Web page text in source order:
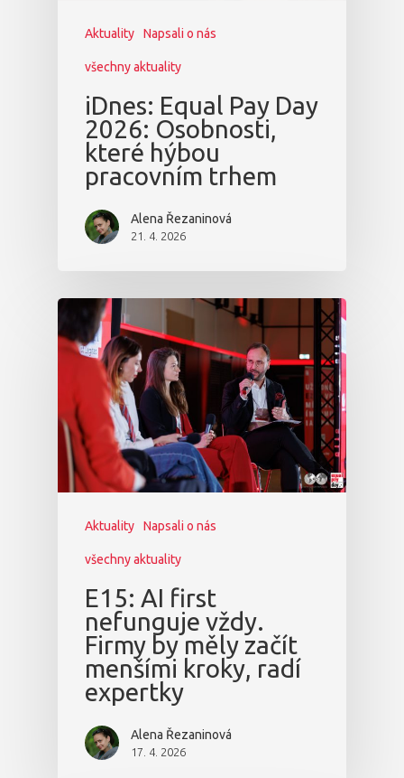
Aktuality Napsali o nás
všechny aktuality
iDnes: Equal Pay Day
2026: Osobnosti,
které hýbou
pracovním trhem
Alena Řezaninová
21. 4. 2026
Aktuality Napsali o nás
všechny aktuality
E15: AI first
nefunguje vždy.
Firmy by měly začít
menšími kroky, radí
expertky
Alena Řezaninová
17. 4. 2026